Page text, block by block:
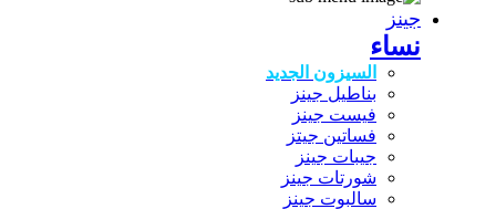
جينز
نساء
السيزون الجديد
بناطيل جينز
فيست جينز
فساتين جيتز
جيبات جينز
شورتات جينز
سالبوت جينز